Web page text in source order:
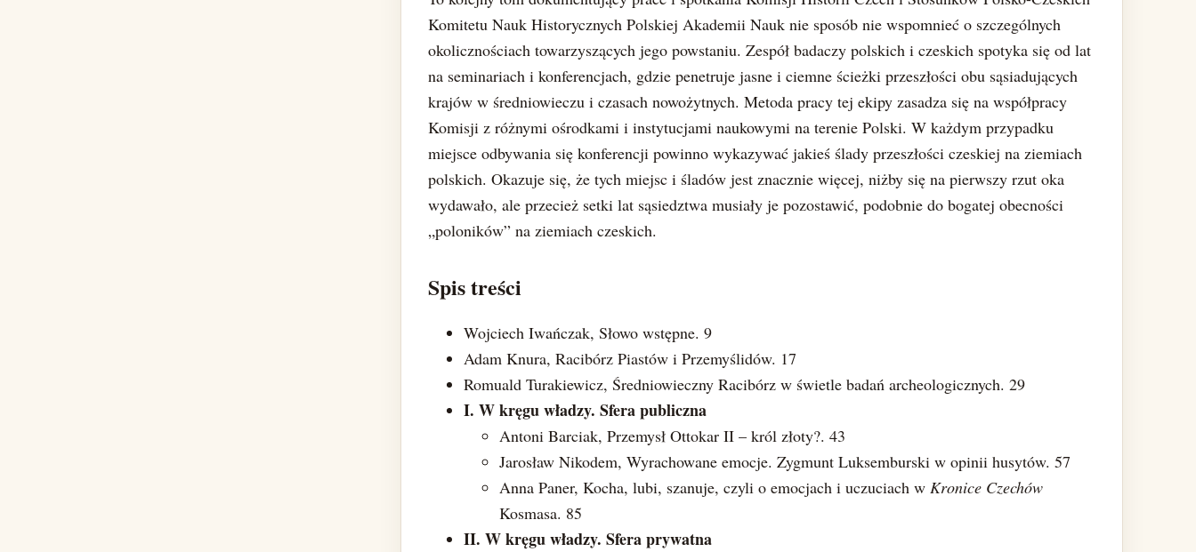
Komitetu Nauk Historycznych Polskiej Akademii Nauk nie sposób nie wspomnieć o szczególnych
okolicznościach towarzyszących jego powstaniu. Zespół badaczy polskich i czeskich spotyka się od lat
na seminariach i konferencjach, gdzie penetruje jasne i ciemne ścieżki przeszłości obu sąsiadujących
krajów w średniowieczu i czasach nowożytnych. Metoda pracy tej ekipy zasadza się na współpracy
Komisji z różnymi ośrodkami i instytucjami naukowymi na terenie Polski. W każdym przypadku
miejsce odbywania się konferencji powinno wykazywać jakieś ślady przeszłości czeskiej na ziemiach
polskich. Okazuje się, że tych miejsc i śladów jest znacznie więcej, niżby się na pierwszy rzut oka
wydawało, ale przecież setki lat sąsiedztwa musiały je pozostawić, podobnie do bogatej obecności
„poloników” na ziemiach czeskich.
Spis treści
Wojciech Iwańczak, Słowo wstępne. 9
Adam Knura, Racibórz Piastów i Przemyślidów. 17
Romuald Turakiewicz, Średniowieczny Racibórz w świetle badań archeologicznych. 29
I. W kręgu władzy. Sfera publiczna
Antoni Barciak, Przemysł Ottokar II – król złoty?. 43
Jarosław Nikodem, Wyrachowane emocje. Zygmunt Luksemburski w opinii husytów. 57
Anna Paner, Kocha, lubi, szanuje, czyli o emocjach i uczuciach w Kronice Czechów
Kosmasa. 85
II. W kręgu władzy. Sfera prywatna